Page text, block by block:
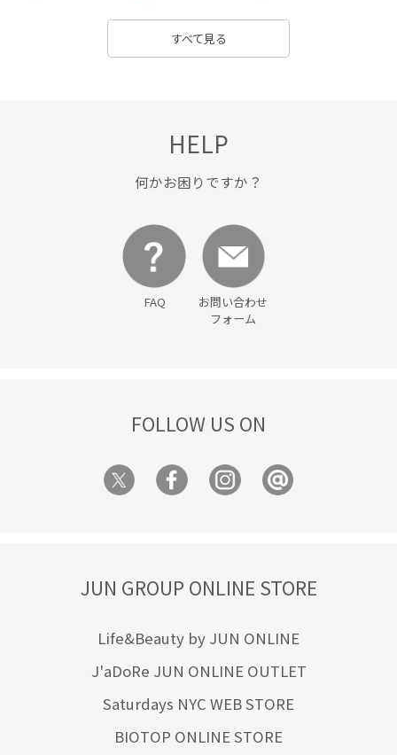
すべて見る
HELP
何かお困りですか？
FAQ
お問い合わせ
フォーム
FOLLOW US ON
JUN GROUP ONLINE STORE
Life&Beauty by JUN ONLINE
J'aDoRe JUN ONLINE OUTLET
Saturdays NYC WEB STORE
BIOTOP ONLINE STORE